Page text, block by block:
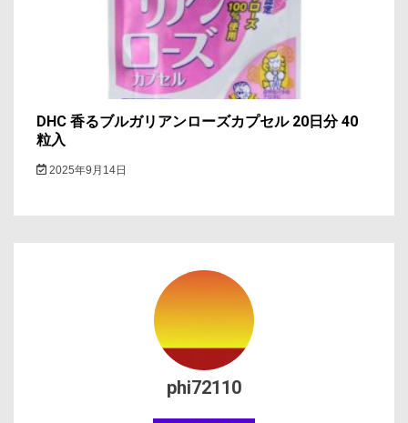
DHC 香るブルガリアンローズカプセル 20日分 40
粒入
2025年9月14日
phi72110